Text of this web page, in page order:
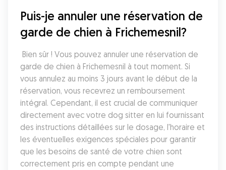
Puis-je annuler une réservation de
garde de chien à Frichemesnil?
garde de chien à Frichemesnil à tout moment. Si
vous annulez au moins 3 jours avant le début de la
réservation, vous recevrez un remboursement
intégral. Cependant, il est crucial de communiquer
directement avec votre dog sitter en lui fournissant
des instructions détaillées sur le dosage, l'horaire et
les éventuelles exigences spéciales pour garantir
que les besoins de santé de votre chien sont
correctement pris en compte pendant une